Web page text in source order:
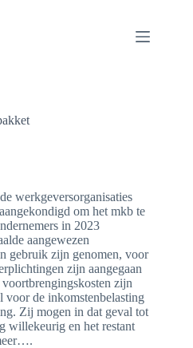
werkgeversorganisaties
om het mkb te
in 2023
aangewezen
gebruik zijn genomen, voor
zijn aangegaan
zijn
de inkomstenbelasting
Zij mogen in dat geval tot
willekeurig en het restant